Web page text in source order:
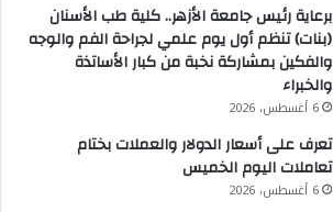
برعاية رئيس جامعة الأزهر.. كلية طب الأسنان
(بنات) تنظم أول يوم علمي لجراحة الفم والوجه
والفكين بمشاركة نخبة من كبار الأساتذة
والخبراء
6 أغسطس، 2026
تعرف على أسعار الدولار والعملات بختام
تعاملات اليوم الخميس
6 أغسطس، 2026